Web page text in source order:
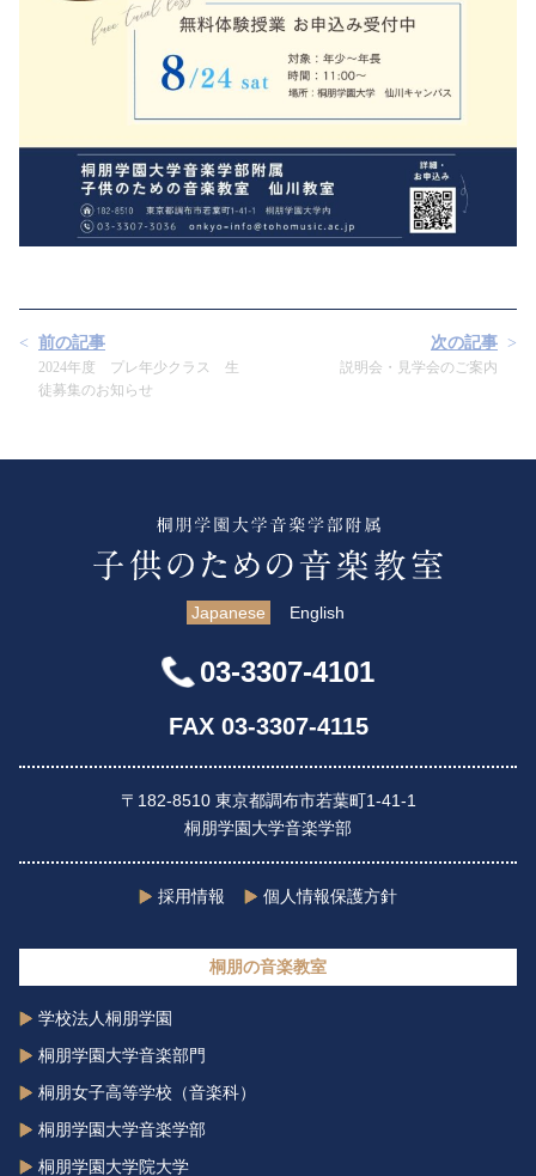
前の記事
2024年度 プレ年少クラス 生
徒募集のお知らせ
次の記事
説明会・見学会のご案内
Japanese English
03-3307-4101
FAX 03-3307-4115
〒182-8510 東京都調布市若葉町1-41-1
桐朋学園大学音楽学部
採用情報 個人情報保護方針
桐朋の音楽教室
学校法人桐朋学園
桐朋学園大学音楽部門
桐朋女子高等学校（音楽科）
桐朋学園大学音楽学部
桐朋学園大学院大学